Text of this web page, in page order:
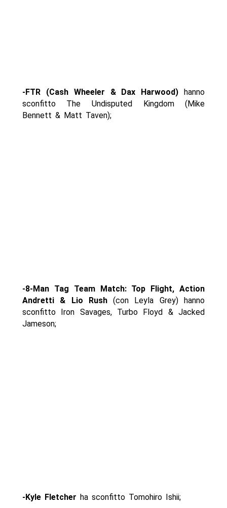
-FTR (Cash Wheeler & Dax Harwood) hanno
sconfitto The Undisputed Kingdom (Mike
Bennett & Matt Taven);
-8-Man Tag Team Match: Top Flight, Action
Andretti & Lio Rush(con Leyla Grey) hanno
sconfitto Iron Savages, Turbo Floyd & Jacked
Jameson;
-Kyle Fletcher ha sconfitto Tomohiro Ishii;